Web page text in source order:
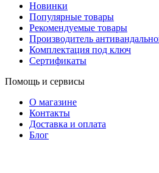
Новинки
Популярные товары
Рекомендуемые товары
Производитель
Комплектация под ключ
Сертификаты
Помощь и сервисы
О магазине
Контакты
Доставка и оплата
Блог